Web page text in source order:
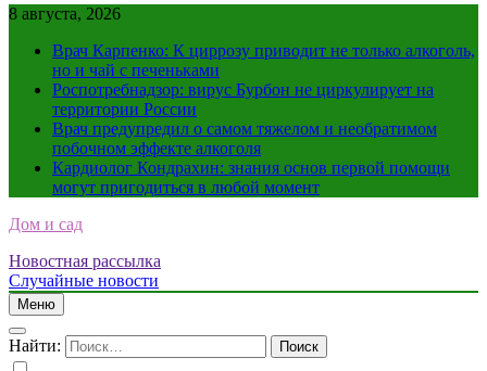
8 августа, 2026
Врач Карпенко: К циррозу приводит не только алкоголь,
но и чай с печеньками
Роспотребнадзор: вирус Бурбон не циркулирует на
территории России
Врач предупредил о самом тяжелом и необратимом
побочном эффекте алкоголя
Кардиолог Кондрахин: знания основ первой помощи
могут пригодиться в любой момент
Дом и сад
Новостная рассылка
Случайные новости
Меню
Найти: